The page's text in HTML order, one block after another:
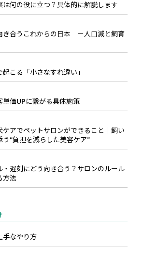
は何の役に立つ？具体的に解説します
き合うこれからの日本 ー人口減と飼育
こる「小さなすれ違い」
単価UPに繋がる具体施策
ケアでペットサロンができること｜飼い
う“負担を減らした美容ケア”
・遅刻にどう向き合う？サロンのルール
方法
手なやり方